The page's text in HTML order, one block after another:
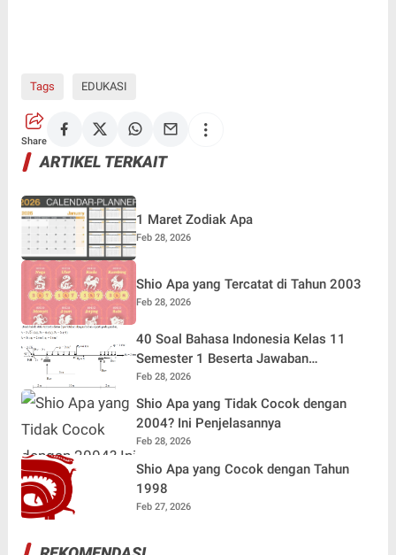
Tags EDUKASI
Share
ARTIKEL TERKAIT
1 Maret Zodiak Apa
Feb 28, 2026
Shio Apa yang Tercatat di Tahun 2003
Feb 28, 2026
40 Soal Bahasa Indonesia Kelas 11
Semester 1 Beserta Jawaban
Terlengkap
Feb 28, 2026
Shio Apa yang Tidak Cocok dengan
2004? Ini Penjelasannya
Feb 28, 2026
Shio Apa yang Cocok dengan Tahun
1998
Feb 27, 2026